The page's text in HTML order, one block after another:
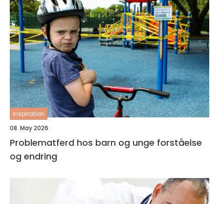
inspiration
08. May 2026
Problematferd hos barn og unge forståelse
og endring